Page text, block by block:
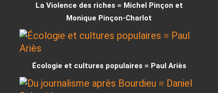
La Violence des riches ≡ Michel Pinçon et
Monique Pinçon-Charlot
Écologie et cultures populaires ≡ Paul Ariès